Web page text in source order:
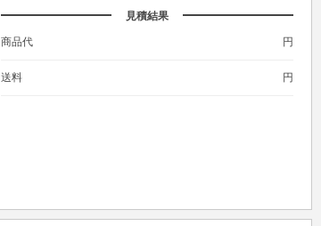
見積結果
商品代 円
送料 円